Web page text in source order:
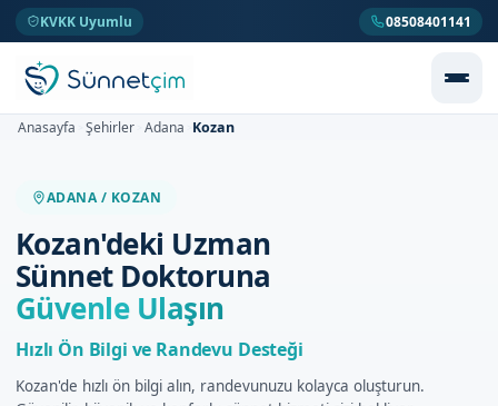
KVKK Uyumlu 08508401141
Anasayfa Şehirler Adana Kozan
ADANA / KOZAN
Kozan'deki Uzman
Sünnet Doktoruna
Güvenle Ulaşın
Hızlı Ön Bilgi ve Randevu Desteği
Kozan'de hızlı ön bilgi alın, randevunuzu kolayca oluşturun.